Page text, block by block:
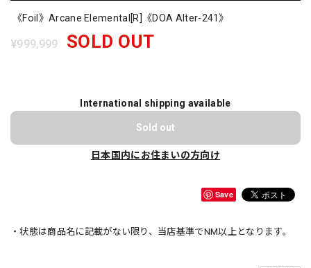
《Foil》Arcane Elemental[R]《DOA Alter-241》
¥999,999 SOLD OUT
International shipping available
Sold out
日本国内にお住まいの方向け
Save
・状態は商品名に記載がない限り、当店基準でNM以上となります。